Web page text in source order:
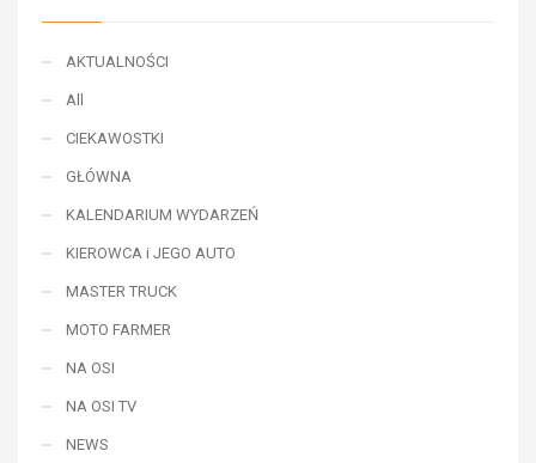
AKTUALNOŚCI
All
CIEKAWOSTKI
GŁÓWNA
KALENDARIUM WYDARZEŃ
KIEROWCA i JEGO AUTO
MASTER TRUCK
MOTO FARMER
NA OSI
NA OSI TV
NEWS